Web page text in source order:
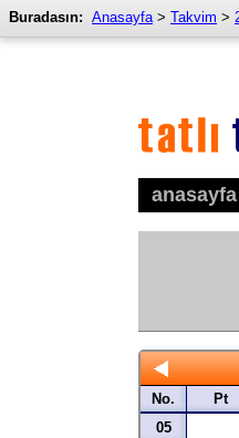
anasayfa
Buradasın: Anasayfa> Takvim >
No. Pt
05